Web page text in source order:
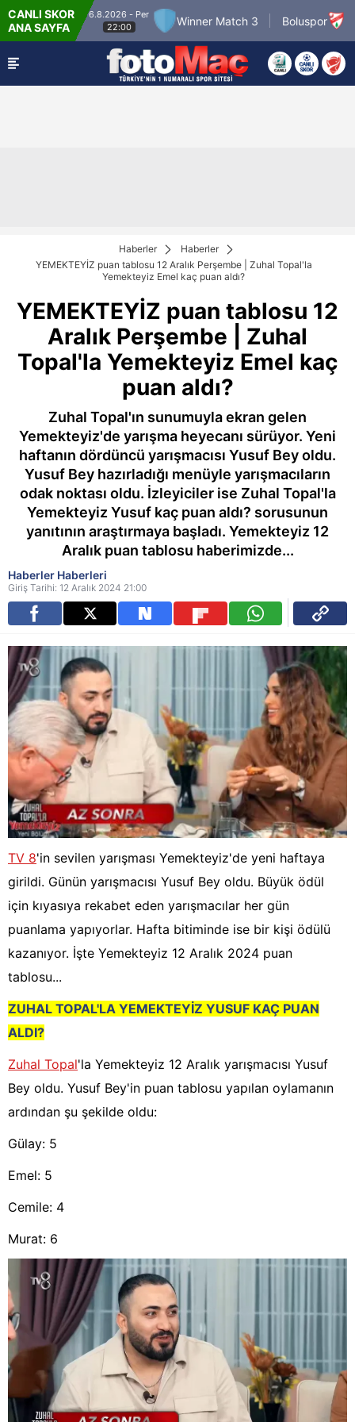
CANLI SKOR
ANA SAYFA
2
6.8.2026 - Per
22:00
Winner Match 3 Boluspor
Haberler
Haberler
YEMEKTEYİZ puan tablosu 12 Aralık Perşembe | Zuhal Topal'la
Yemekteyiz Emel kaç puan aldı?
YEMEKTEYİZ puan tablosu 12
Aralık Perşembe | Zuhal
Topal'la Yemekteyiz Emel kaç
puan aldı?
Zuhal Topal'ın sunumuyla ekran gelen
Yemekteyiz'de yarışma heyecanı sürüyor. Yeni
haftanın dördüncü yarışmacısı Yusuf Bey oldu.
Yusuf Bey hazırladığı menüyle yarışmacıların
odak noktası oldu. İzleyiciler ise Zuhal Topal'la
Yemekteyiz Yusuf kaç puan aldı? sorusunun
yanıtının araştırmaya başladı. Yemekteyiz 12
Aralık puan tablosu haberimizde...
Haberler Haberleri
Giriş Tarihi: 12 Aralık 2024 21:00
TV 8'in sevilen yarışması Yemekteyiz'de yeni haftaya
girildi. Günün yarışmacısı Yusuf Bey oldu. Büyük ödül
için kıyasıya rekabet eden yarışmacılar her gün
puanlama yapıyorlar. Hafta bitiminde ise bir kişi ödülü
kazanıyor. İşte Yemekteyiz 12 Aralık 2024 puan
tablosu...
ZUHAL TOPAL'LA YEMEKTEYİZ YUSUF KAÇ PUAN
ALDI?
Zuhal Topal'la Yemekteyiz 12 Aralık yarışmacısı Yusuf
Bey oldu. Yusuf Bey'in puan tablosu yapılan oylamanın
ardından şu şekilde oldu:
Gülay: 5
Emel: 5
Cemile: 4
Murat: 6